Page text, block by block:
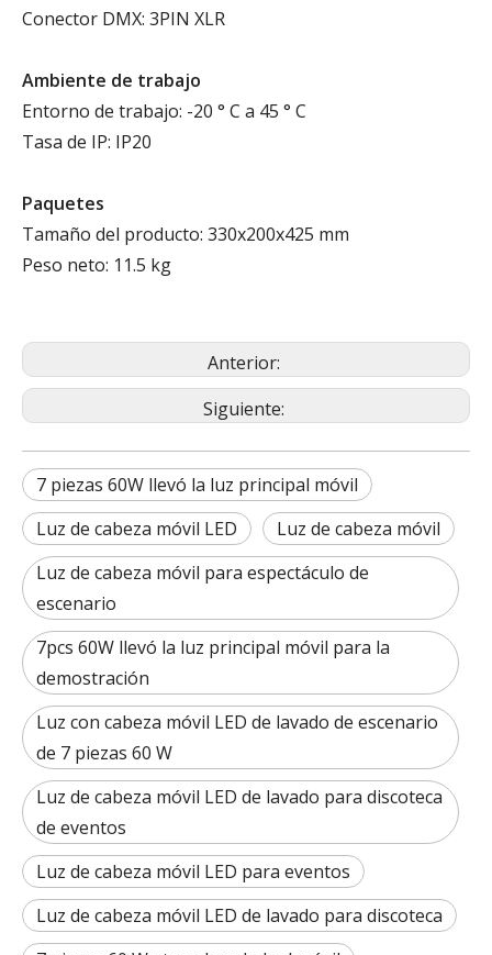
Conector DMX: 3PIN XLR
Ambiente de trabajo
Entorno de trabajo: -20 ° C a 45 ° C
Tasa de IP: IP20
Paquetes
Tamaño del producto: 330x200x425 mm
Peso neto: 11.5 kg
Anterior:
Siguiente:
7 piezas 60W llevó la luz principal móvil
Luz de cabeza móvil LED
Luz de cabeza móvil
Luz de cabeza móvil para espectáculo de
escenario
7pcs 60W llevó la luz principal móvil para la
demostración
Luz con cabeza móvil LED de lavado de escenario
de 7 piezas 60 W
Luz de cabeza móvil LED de lavado para discoteca
de eventos
Luz de cabeza móvil LED para eventos
Luz de cabeza móvil LED de lavado para discoteca